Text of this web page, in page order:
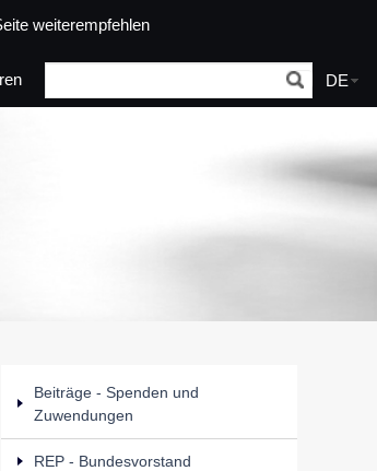
weiterempfehlen
DE
Beiträge - Spenden und
Zuwendungen
REP - Bundesvorstand